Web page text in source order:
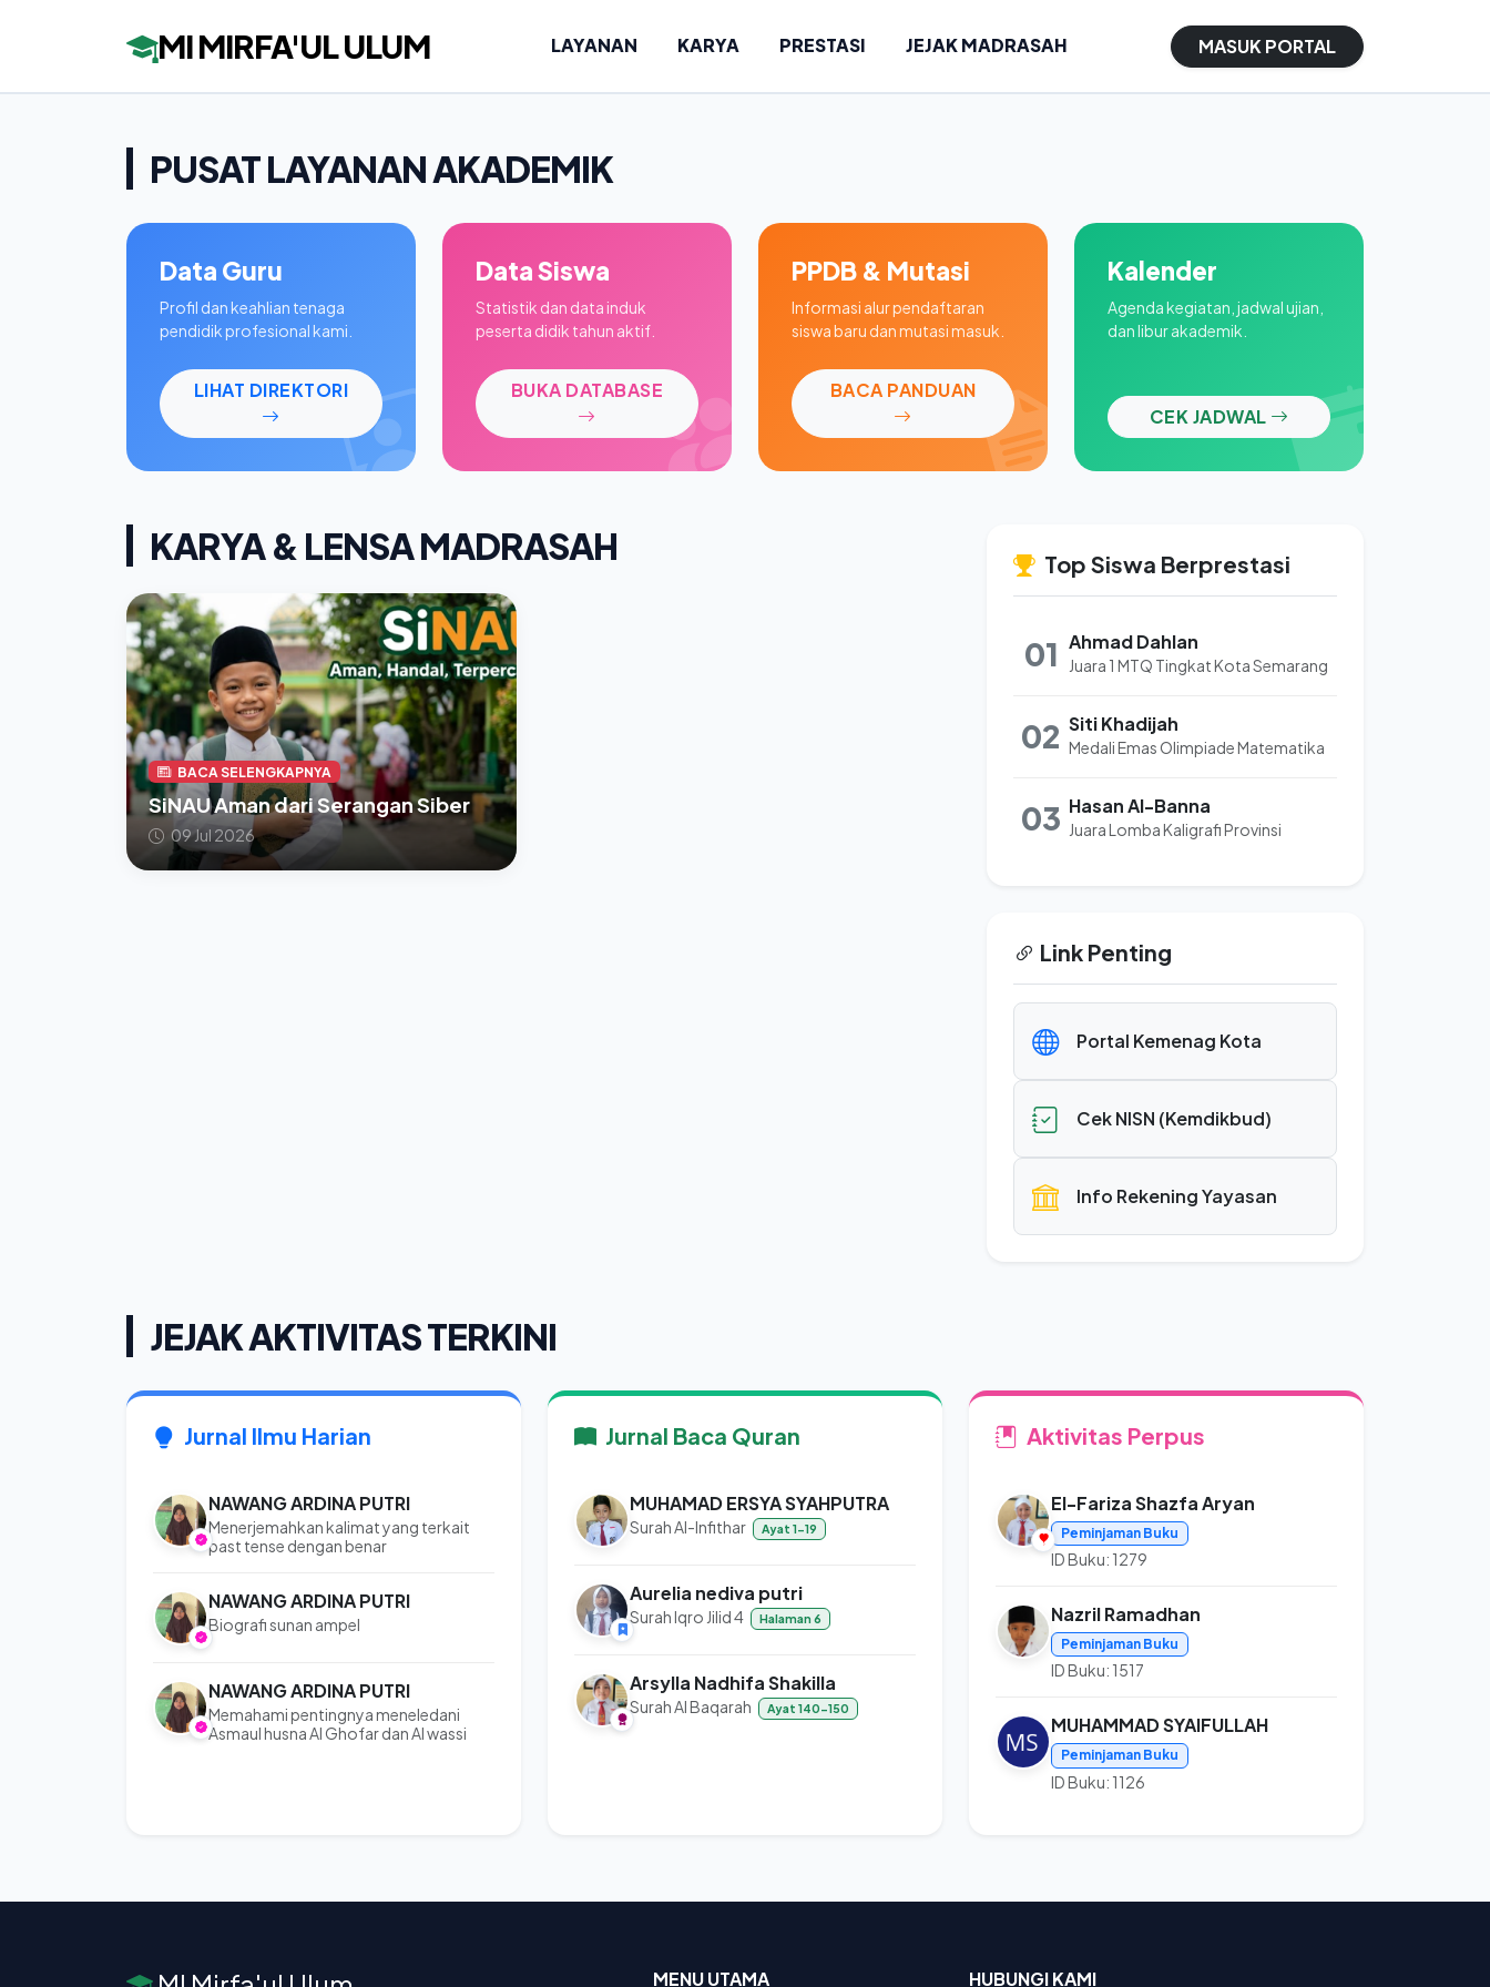
MI MIRFA'UL ULUM LAYANAN KARYA PRESTASI JEJAK MADRASAH MASUK PORTAL
PUSAT LAYANAN AKADEMIK
Data Guru
Profil dan keahlian tenaga
pendidik profesional kami.
LIHAT DIREKTORI
Data Siswa
Statistik dan data induk
peserta didik tahun aktif.
BUKA DATABASE
PPDB & Mutasi
Informasi alur pendaftaran
siswa baru dan mutasi masuk.
BACA PANDUAN
Kalender
Agenda kegiatan, jadwal ujian,
dan libur akademik.
CEK JADWAL
KARYA & LENSA MADRASAH
BACA SELENGKAPNYA
SiNAU Aman dari Serangan Siber
09 Jul 2026
Top Siswa Berprestasi
01 Ahmad Dahlan
Juara 1 MTQ Tingkat Kota Semarang
02 Siti Khadijah
Medali Emas Olimpiade Matematika
03 Hasan Al-Banna
Juara Lomba Kaligrafi Provinsi
Link Penting
Portal Kemenag Kota
Cek NISN (Kemdikbud)
Info Rekening Yayasan
JEJAK AKTIVITAS TERKINI
Jurnal Ilmu Harian
NAWANG ARDINA PUTRI
Menerjemahkan kalimat yang terkait
past tense dengan benar
NAWANG ARDINA PUTRI
Biografi sunan ampel
NAWANG ARDINA PUTRI
Memahami pentingnya meneledani
Asmaul husna Al Ghofar dan Al wassi
Jurnal Baca Quran
MUHAMAD ERSYA SYAHPUTRA
Surah Al-Infithar Ayat 1-19
Aurelia nediva putri
Surah Iqro Jilid 4 Halaman 6
Arsylla Nadhifa Shakilla
Surah Al Baqarah Ayat 140-150
Aktivitas Perpus
El-Fariza Shazfa Aryan
Peminjaman Buku
ID Buku: 1279
Nazril Ramadhan
Peminjaman Buku
ID Buku: 1517
MUHAMMAD SYAIFULLAH
Peminjaman Buku
ID Buku: 1126
MENU UTAMA HUBUNGI KAMI